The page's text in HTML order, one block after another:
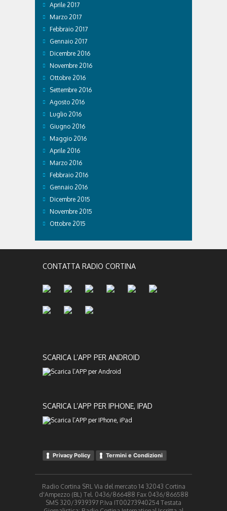
Aprile 2017
Marzo 2017
Febbraio 2017
Gennaio 2017
Dicembre 2016
Novembre 2016
Ottobre 2016
Settembre 2016
Agosto 2016
Luglio 2016
Giugno 2016
Maggio 2016
Aprile 2016
Marzo 2016
Febbraio 2016
Gennaio 2016
Dicembre 2015
Novembre 2015
Ottobre 2015
CONTATTA RADIO CORTINA
SCARICA L’APP PER ANDROID
SCARICA L’APP PER IPHONE, IPAD
Privacy Policy Termini e Condizioni
Radio Cortina SRL Via del mercato 14 32043 Cortina
d'Ampezzo (BL) Tel. 0436/866488 Fax 0436/866588
SMS 320/3939397 P.Iva IT00273940254 Testata